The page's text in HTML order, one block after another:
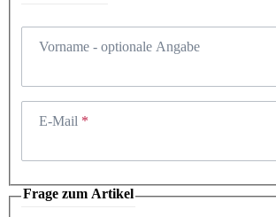
Vorname - optionale Angabe
E-Mail
Frage zum Artikel